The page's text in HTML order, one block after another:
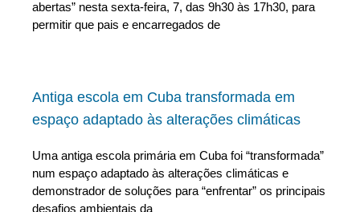
abertas” nesta sexta-feira, 7, das 9h30 às 17h30, para
permitir que pais e encarregados de
Antiga escola em Cuba transformada em
espaço adaptado às alterações climáticas
Uma antiga escola primária em Cuba foi “transformada”
num espaço adaptado às alterações climáticas e
demonstrador de soluções para “enfrentar” os principais
desafios ambientais da